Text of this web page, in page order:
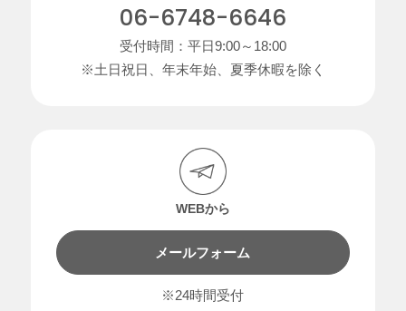
06-6748-6646
受付時間：平日9:00～18:00
※土日祝日、年末年始、夏季休暇を除く
WEBから
メールフォーム
※24時間受付